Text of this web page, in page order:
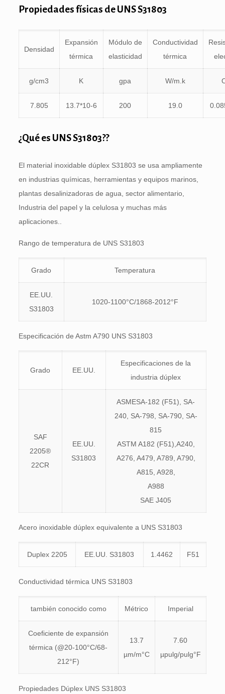
Propiedades físicas de UNS S31803
Densidad
Expansión
térmica
Módulo de
elasticidad
Conductividad
térmica
g/cm3 K gpa W/m.k
7.805 13.7*10-6 200 19.0
¿Qué es UNS S31803??
El material inoxidable dúplex S31803 se usa ampliamente
en industrias químicas, herramientas y equipos marinos,
plantas desalinizadoras de agua, sector alimentario,
Industria del papel y la celulosa y muchas más
aplicaciones..
Rango de temperatura de UNS S31803
Grado Temperatura
EE.UU.
S31803
1020-1100°C/1868-2012°F
Especificación de Astm A790 UNS S31803
Grado EE.UU.
Especificaciones de la
industria dúplex
SAF
2205®
22CR
EE.UU.
S31803
ASMESA-182 (F51), SA-
240, SA-798, SA-790, SA-
815
ASTM A182 (F51),A240,
A276, A479, A789, A790,
A815, A928,
A988
SAE J405
Acero inoxidable dúplex equivalente a UNS S31803
Duplex 2205 EE.UU. S31803 1.4462 F51
Conductividad térmica UNS S31803
también conocido como Métrico Imperial
Coeficiente de expansión
térmica (@20-100°C/68-
212°F)
13.7
µm/m°C
7.60
µpulg/pulg°F
Propiedades Dúplex UNS S31803